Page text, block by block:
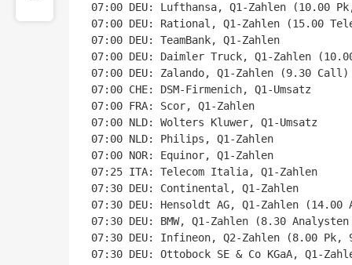
07:00 DEU: Lufthansa, Q1-Zahlen (10.00
07:00 DEU: Rational, Q1-Zahlen (15.00
07:00 DEU: TeamBank, Q1-Zahlen
07:00 DEU: Daimler Truck, Q1-Zahlen
07:00 DEU: Zalando, Q1-Zahlen (9.30 Call)
07:00 CHE: DSM-Firmenich, Q1-Umsatz
07:00 FRA: Scor, Q1-Zahlen
07:00 NLD: Wolters Kluwer, Q1-Umsatz
07:00 NLD: Philips, Q1-Zahlen
07:00 NOR: Equinor, Q1-Zahlen
07:25 ITA: Telecom Italia, Q1-Zahlen
07:30 DEU: Continental, Q1-Zahlen
07:30 DEU: Hensoldt AG, Q1-Zahlen (14.00
07:30 DEU: BMW, Q1-Zahlen (8.30
07:30 DEU: Infineon, Q2-Zahlen (8.00 Pk,
07:30 DEU: Ottobock SE & Co KGaA, Q1-